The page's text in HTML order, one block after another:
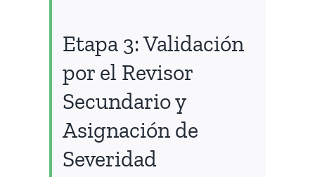
Etapa 3: Validación
por el Revisor
Secundario y
Asignación de
Severidad